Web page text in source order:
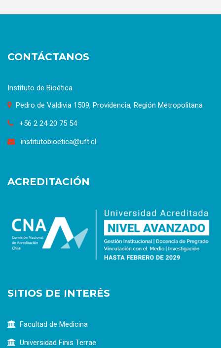
CONTÁCTANOS
Instituto de Bioética
Pedro de Valdivia 1509, Providencia, Región Metropolitana
+56 2 24 20 75 54
institutobioetica@uft.cl
ACREDITACIÓN
SITIOS DE INTERÉS
Facultad de Medicina
Universidad Finis Terrae